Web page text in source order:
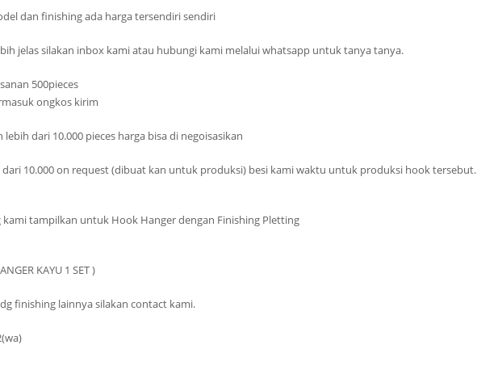
dan finishing ada harga tersendiri sendiri
jelas silakan inbox kami atau hubungi kami melalui whatsapp untuk tanya tanya.
500pieces
ongkos kirim
lebih dari 10.000 pieces harga bisa di negoisasikan
dari 10.000 on request (dibuat kan untuk produksi) besi kami waktu untuk produksi hook tersebut.
kami tampilkan untuk Hook Hanger dengan Finishing Pletting
KAYU 1 SET )
finishing lainnya silakan contact kami.